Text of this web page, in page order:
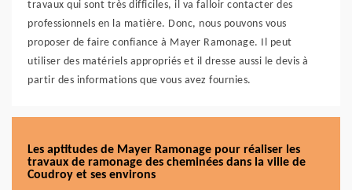
travaux qui sont très difficiles, il va falloir contacter des
professionnels en la matière. Donc, nous pouvons vous
proposer de faire confiance à Mayer Ramonage. Il peut
utiliser des matériels appropriés et il dresse aussi le devis à
partir des informations que vous avez fournies.
Les aptitudes de Mayer Ramonage pour réaliser les
travaux de ramonage des cheminées dans la ville de
Coudroy et ses environs